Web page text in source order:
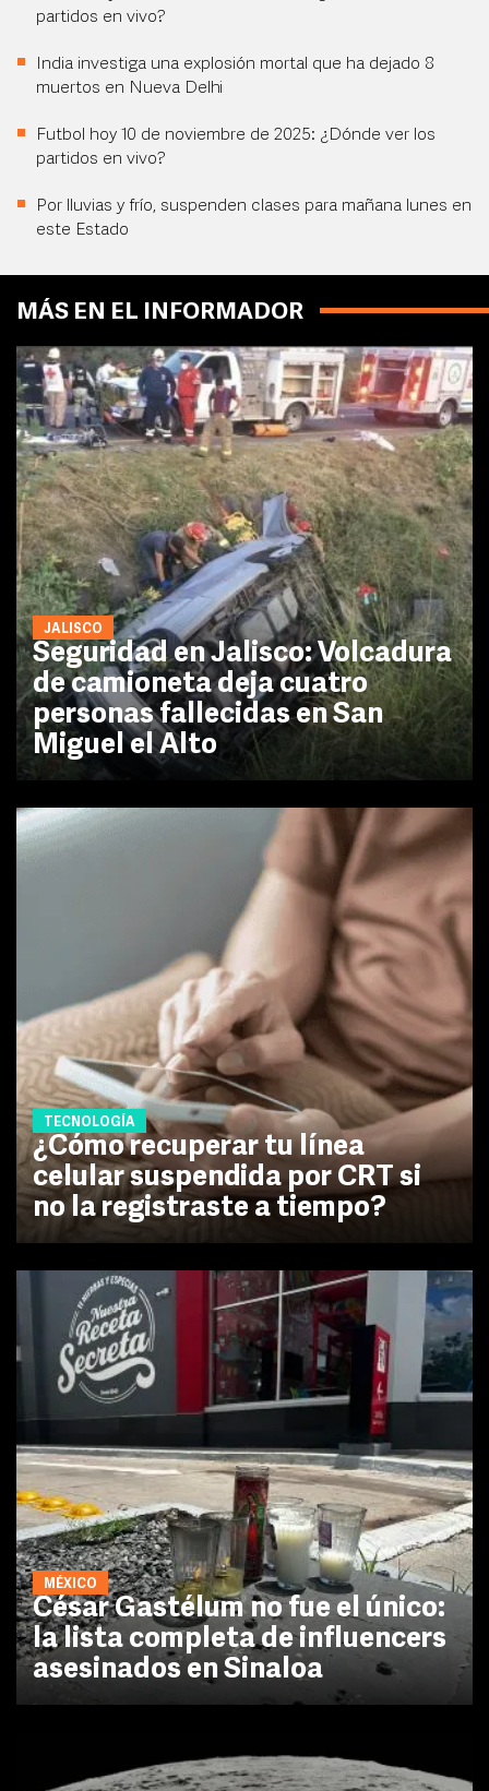
partidos en vivo?
India investiga una explosión mortal que ha dejado 8
muertos en Nueva Delhi
Futbol hoy 10 de noviembre de 2025: ¿Dónde ver los
partidos en vivo?
Por lluvias y frío, suspenden clases para mañana lunes en
este Estado
MÁS EN EL INFORMADOR
JALISCO
Seguridad en Jalisco: Volcadura
de camioneta deja cuatro
personas fallecidas en San
Miguel el Alto
TECNOLOGÍA
¿Cómo recuperar tu línea
celular suspendida por CRT si
no la registraste a tiempo?
MÉXICO
César Gastélum no fue el único:
la lista completa de influencers
asesinados en Sinaloa